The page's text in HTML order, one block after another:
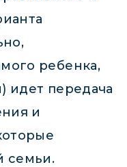
ребенка,
идет передача
и
семьи.